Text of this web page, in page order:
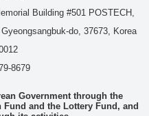
Building #501 POSTECH,
do, 37673, Korea
8679
Government through the
and the Lottery Fund, and